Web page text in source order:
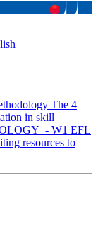
The 4
in skill
- W1 EFL
resources to